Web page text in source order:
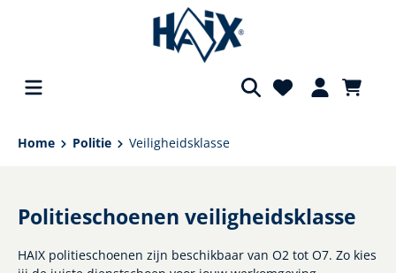
Home Politie Veiligheidsklasse
Politieschoenen veiligheidsklasse
HAIX politieschoenen zijn beschikbaar van O2 tot O7. Zo kies